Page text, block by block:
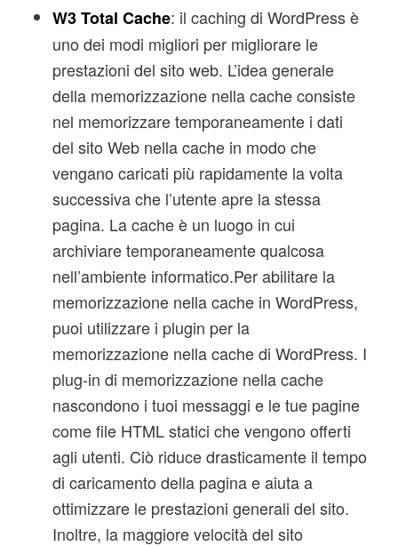
W3 Total Cache: il caching di WordPress è
uno dei modi migliori per migliorare le
prestazioni del sito web. L’idea generale
della memorizzazione nella cache consiste
nel memorizzare temporaneamente i dati
del sito Web nella cache in modo che
vengano caricati più rapidamente la volta
successiva che l’utente apre la stessa
pagina. La cache è un luogo in cui
archiviare temporaneamente qualcosa
nell’ambiente informatico.Per abilitare la
memorizzazione nella cache in WordPress,
puoi utilizzare i plugin per la
memorizzazione nella cache di WordPress. I
plug-in di memorizzazione nella cache
nascondono i tuoi messaggi e le tue pagine
come file HTML statici che vengono offerti
agli utenti. Ciò riduce drasticamente il tempo
di caricamento della pagina e aiuta a
ottimizzare le prestazioni generali del sito.
Inoltre, la maggiore velocità del sito